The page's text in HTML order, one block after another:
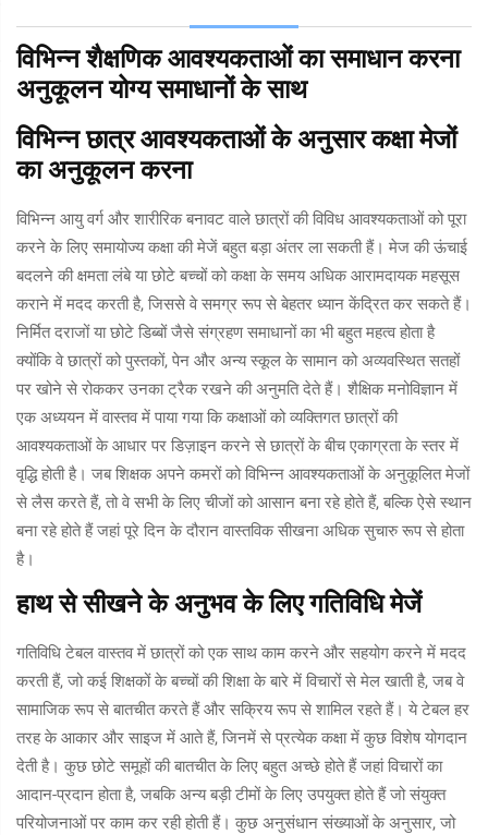
विभिन्न शैक्षणिक आवश्यकताओं का समाधान करना
अनुकूलन योग्य समाधानों के साथ
विभिन्न छात्र आवश्यकताओं के अनुसार कक्षा मेजों
का अनुकूलन करना
विभिन्न आयु वर्ग और शारीरिक बनावट वाले छात्रों की विविध आवश्यकताओं को पूरा
करने के लिए समायोज्य कक्षा की मेजें बहुत बड़ा अंतर ला सकती हैं। मेज की ऊंचाई
बदलने की क्षमता लंबे या छोटे बच्चों को कक्षा के समय अधिक आरामदायक महसूस
कराने में मदद करती है, जिससे वे समग्र रूप से बेहतर ध्यान केंद्रित कर सकते हैं।
निर्मित दराजों या छोटे डिब्बों जैसे संग्रहण समाधानों का भी बहुत महत्व होता है
क्योंकि वे छात्रों को पुस्तकों, पेन और अन्य स्कूल के सामान को अव्यवस्थित सतहों
पर खोने से रोककर उनका ट्रैक रखने की अनुमति देते हैं। शैक्षिक मनोविज्ञान में
एक अध्ययन में वास्तव में पाया गया कि कक्षाओं को व्यक्तिगत छात्रों की
आवश्यकताओं के आधार पर डिज़ाइन करने से छात्रों के बीच एकाग्रता के स्तर में
वृद्धि होती है। जब शिक्षक अपने कमरों को विभिन्न आवश्यकताओं के अनुकूलित मेजों
से लैस करते हैं, तो वे सभी के लिए चीजों को आसान बना रहे होते हैं, बल्कि ऐसे स्थान
बना रहे होते हैं जहां पूरे दिन के दौरान वास्तविक सीखना अधिक सुचारु रूप से होता
है।
हाथ से सीखने के अनुभव के लिए गतिविधि मेजें
गतिविधि टेबल वास्तव में छात्रों को एक साथ काम करने और सहयोग करने में मदद
करती हैं, जो कई शिक्षकों के बच्चों की शिक्षा के बारे में विचारों से मेल खाती है, जब वे
सामाजिक रूप से बातचीत करते हैं और सक्रिय रूप से शामिल रहते हैं। ये टेबल हर
तरह के आकार और साइज में आते हैं, जिनमें से प्रत्येक कक्षा में कुछ विशेष योगदान
देती है। कुछ छोटे समूहों की बातचीत के लिए बहुत अच्छे होते हैं जहां विचारों का
आदान-प्रदान होता है, जबकि अन्य बड़ी टीमों के लिए उपयुक्त होते हैं जो संयुक्त
परियोजनाओं पर काम कर रही होती हैं। कुछ अनुसंधान संख्याओं के अनुसार, जो